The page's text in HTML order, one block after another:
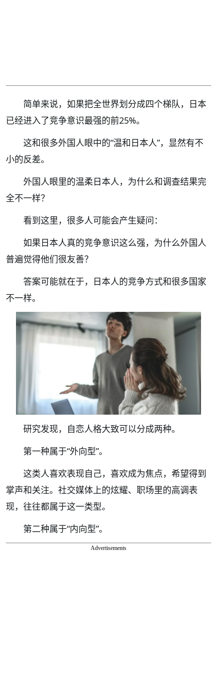
简单来说，如果把全世界划分成四个梯队，日本
已经进入了竞争意识最强的前25%。
这和很多外国人眼中的“温和日本人”，显然有不
小的反差。
外国人眼里的温柔日本人，为什么和调查结果完
全不一样？
看到这里，很多人可能会产生疑问：
如果日本人真的竞争意识这么强，为什么外国人
普遍觉得他们很友善？
答案可能就在于，日本人的竞争方式和很多国家
不一样。
研究发现，自恋人格大致可以分成两种。
第一种属于“外向型”。
这类人喜欢表现自己，喜欢成为焦点，希望得到
掌声和关注。社交媒体上的炫耀、职场里的高调表
现，往往都属于这一类型。
第二种属于“内向型”。
Advertisements